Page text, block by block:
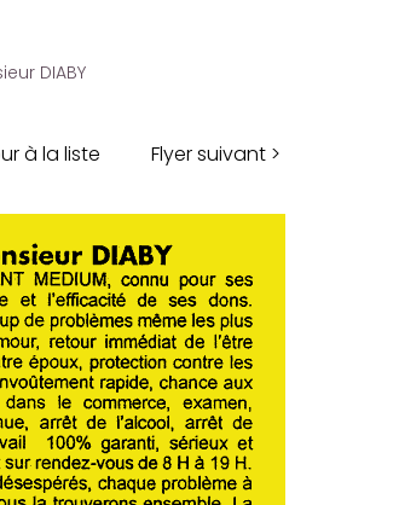
DIABY
à la liste Flyer suivant >